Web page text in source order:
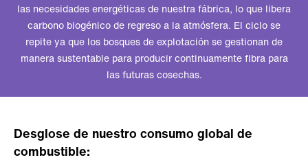
las necesidades energéticas de nuestra fábrica, lo que libera
carbono biogénico de regreso a la atmósfera. El ciclo se
repite ya que los bosques de explotación se gestionan de
manera sustentable para producir continuamente fibra para
las futuras cosechas.
Desglose de nuestro consumo global de
combustible: